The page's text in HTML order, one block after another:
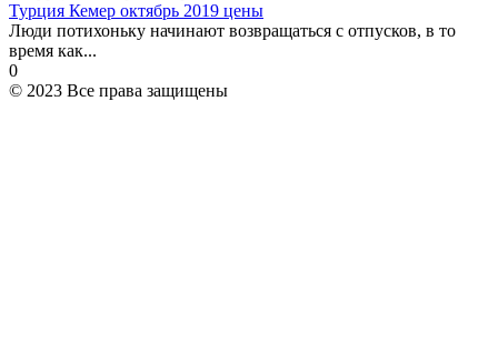
Турция Кемер октябрь 2019 цены
Люди потихоньку начинают возвращаться с отпусков, в то
время как...
0
© 2023 Все права защищены